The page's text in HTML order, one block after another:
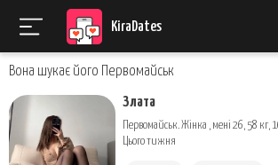
KiraDates
Вона шукає його Первомайськ
Злата
Первомайськ. Жінка , мені 26, 58 кг,
Цього тижня